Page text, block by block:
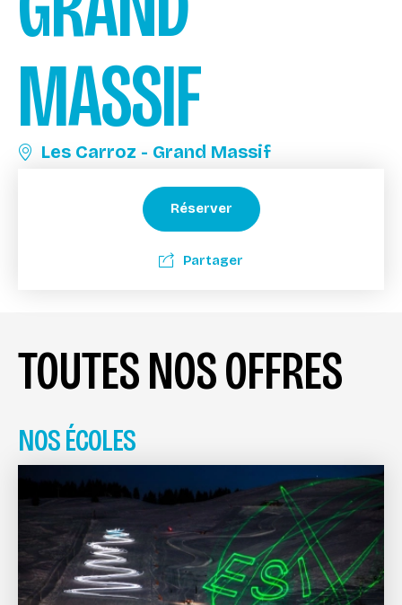
MASSIF
Les Carroz - Grand Massif
Réserver
Partager
TOUTES NOS OFFRES
NOS ÉCOLES